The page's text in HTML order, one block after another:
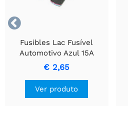

Fusibles Lac Fusível
Automotivo Azul 15A
AUTOZEKERING
€ 2,65
Ver produto